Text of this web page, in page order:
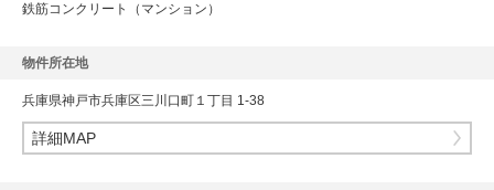
鉄筋コンクリート （マンション）
物件所在地
兵庫県神戸市兵庫区三川口町１丁目 1-38
詳細MAP